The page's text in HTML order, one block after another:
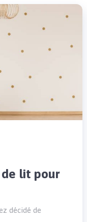
lit pour
décidé de